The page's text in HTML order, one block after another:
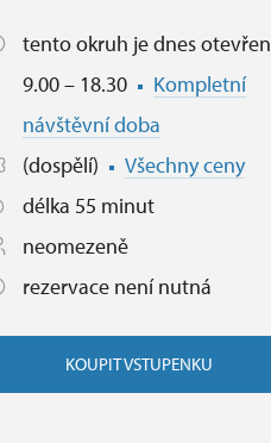
tento okruh je dnes otevřen
9.00 – 18.30
Kompletní
návštěvní doba
(dospělí)
Všechny ceny
délka 55 minut
neomezeně
rezervace není nutná
KOUPIT VSTUPENKU